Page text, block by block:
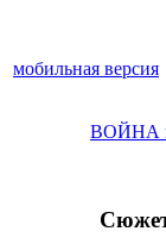
мобильная версия
ВОЙНА